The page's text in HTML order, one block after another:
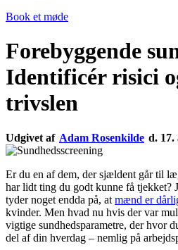
Book et møde
Forebyggende
Identificér risici
trivslen
Udgivet af Adam Rosenkilde d. 17.
Er du en af dem, der sjældent går til
har lidt ting du godt kunne få tjekket?
tyder noget endda på, at mænd er
kvinder. Men hvad nu hvis der var
vigtige sundhedsparametre, der hvor
del af din hverdag – nemlig på